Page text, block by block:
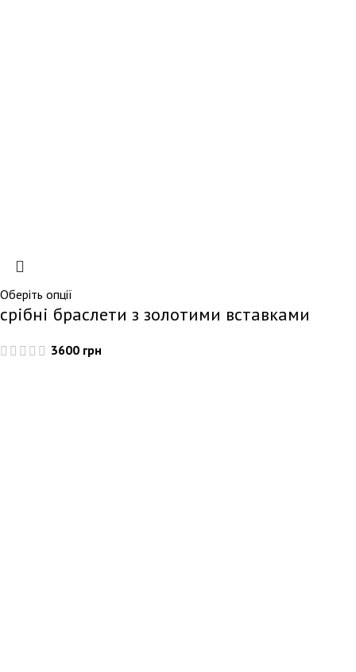
Оберіть опції
срібні браслети з золотими вставками
3600 грн